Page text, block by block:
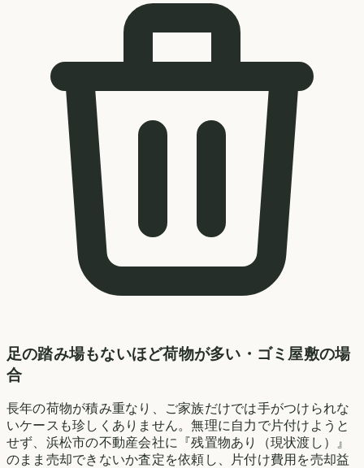
足の踏み場もないほど荷物が多い・ゴミ屋敷の場
合
長年の荷物が積み重なり、ご家族だけでは手がつけられな
いケースも珍しくありません。無理に自力で片付けようと
せず、浜松市の不動産会社に『残置物あり（現状渡し）』
のまま売却できないか査定を依頼し、片付け費用を売却益